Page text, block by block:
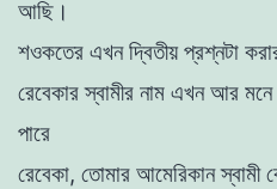
আছি ।
শওকতের এখনদ্বিতীয়প্রশ্নটা
রেবেকারস্বামীর নাম এখনআর মনে
পারে
রেবেকা, তােমার আমেরিকানস্বামী